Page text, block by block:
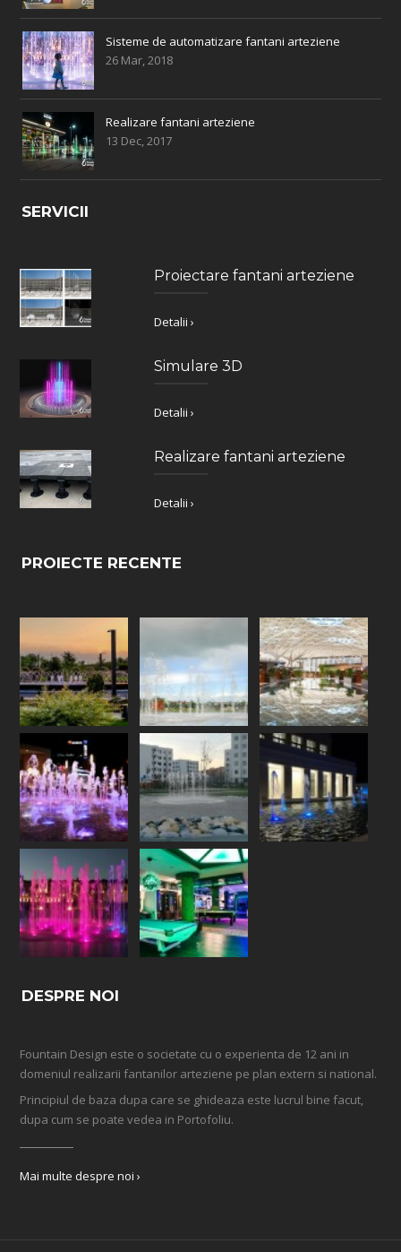
Sisteme de automatizare fantani arteziene
26 Mar, 2018
Realizare fantani arteziene
13 Dec, 2017
SERVICII
Proiectare fantani arteziene
Detalii ›
Simulare 3D
Detalii ›
Realizare fantani arteziene
Detalii ›
PROIECTE RECENTE
DESPRE NOI
Fountain Design este o societate cu o experienta de 12 ani in
domeniul realizarii fantanilor arteziene pe plan extern si national.
Principiul de baza dupa care se ghideaza este lucrul bine facut,
dupa cum se poate vedea in Portofoliu.
Mai multe despre noi ›